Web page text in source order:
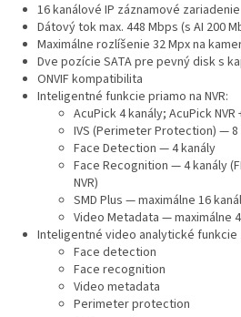
16 kanálové IP záznamové zariadenie
Dátový tok max. 448 Mbps (s AI 200
Maximálne rozlíšenie 32 Mpx na
Dve pozície SATA pre pevný disk s
ONVIF kompatibilita
Inteligentné funkcie priamo na NVR:
AcuPick 4 kanály; AcuPick
IVS (Perimeter Protection) —
Face Detection — 4 kanály
Face Recognition — 4 kanály
NVR)
SMD Plus — maximálne 16
Video Metadata — maximálne
Inteligentné video analytické funkcie
Face detection
Face recognition
Video metadata
Perimeter protection